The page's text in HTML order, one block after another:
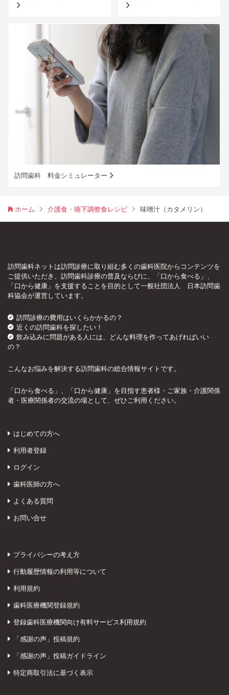
訪問歯科 料金シミュレーター
ホーム 介護食・嚥下調整食レシピ 味噌汁（カタメリン）
訪問歯科ネットは訪問診療に取り組む多くの歯科医院からコンテンツを
ご提供いただき、訪問歯科診療の普及ならびに、「口から食べる」、
「口から健康」を支援することを目的として一般社団法人 日本訪問歯
科協会が運営しています。
訪問診療の費用はいくらかかるの？
近くの訪問歯科を探したい！
飲み込みに問題がある人には、どんな料理を作ってあげればいい
の？
こんなお悩みを解決する訪問歯科の総合情報サイトです。
「口から食べる」、「口から健康」を目指す患者様・ご家族・介護関係
者・医療関係者の交流の場として、ぜひご利用ください。
はじめての方へ
利用者登録
ログイン
歯科医師の方へ
よくある質問
お問い合せ
プライバシーの考え方
行動履歴情報の利用等について
利用規約
歯科医療機関登録規約
登録歯科医療機関向け有料サービス利用規約
「感謝の声」投稿規約
「感謝の声」投稿ガイドライン
特定商取引法に基づく表示